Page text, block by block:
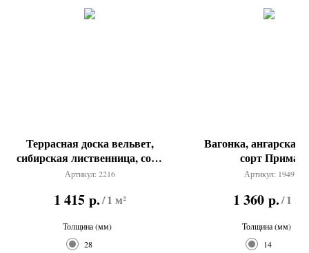
Террасная доска вельвет,
сибирская лиственница, сорт
BC
Артикул: 2216
1 415 р./1 м²
Толщина (мм)
28
Вагонка, ангарская
сорт Прима
Артикул: 1949
1 360 р./1 м²
Толщина (мм)
14